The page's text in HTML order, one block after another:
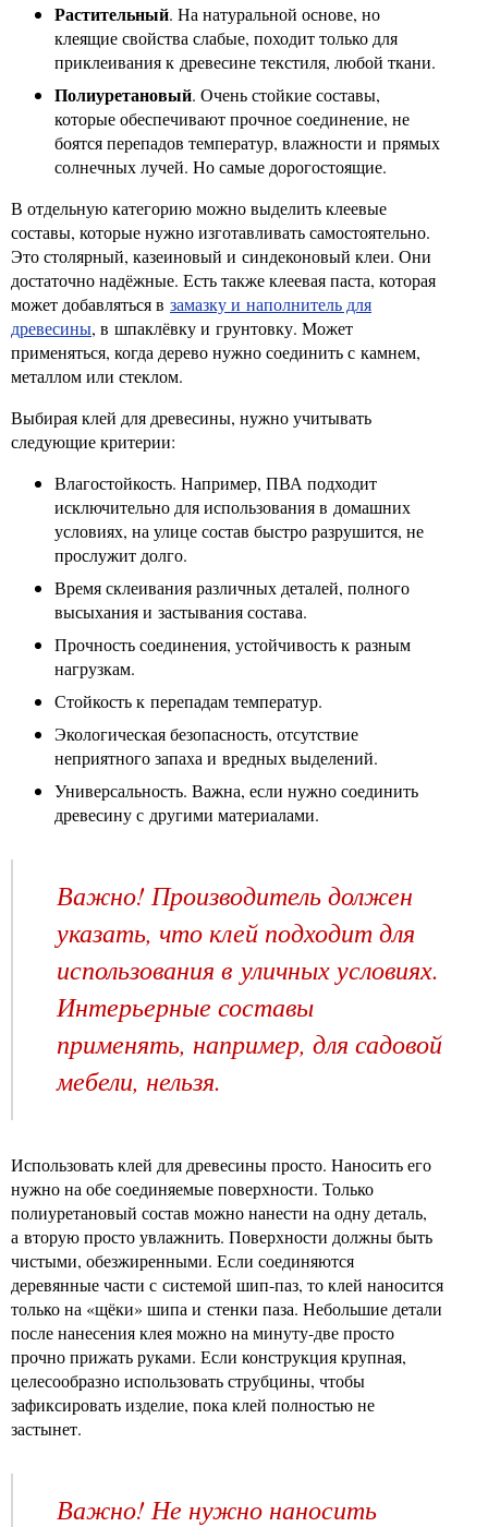
Растительный. На натуральной основе, но
клеящие свойства слабые, походит только для
приклеивания к древесине текстиля, любой ткани.
Полиуретановый. Очень стойкие составы,
которые обеспечивают прочное соединение, не
боятся перепадов температур, влажности и прямых
солнечных лучей. Но самые дорогостоящие.
В отдельную категорию можно выделить клеевые
составы, которые нужно изготавливать самостоятельно.
Это столярный, казеиновый и синдеконовый клеи. Они
достаточно надёжные. Есть также клеевая паста, которая
может добавляться в замазку и наполнитель для
древесины, в шпаклёвку и грунтовку. Может
применяться, когда дерево нужно соединить с камнем,
металлом или стеклом.
Выбирая клей для древесины, нужно учитывать
следующие критерии:
Влагостойкость. Например, ПВА подходит
исключительно для использования в домашних
условиях, на улице состав быстро разрушится, не
прослужит долго.
Время склеивания различных деталей, полного
высыхания и застывания состава.
Прочность соединения, устойчивость к разным
нагрузкам.
Стойкость к перепадам температур.
Экологическая безопасность, отсутствие
неприятного запаха и вредных выделений.
Универсальность. Важна, если нужно соединить
древесину с другими материалами.
Важно! Производитель должен
указать, что клей подходит для
использования в уличных условиях.
Интерьерные составы
применять, например, для садовой
мебели, нельзя.
Использовать клей для древесины просто. Наносить его
нужно на обе соединяемые поверхности. Только
полиуретановый состав можно нанести на одну деталь,
а вторую просто увлажнить. Поверхности должны быть
чистыми, обезжиренными. Если соединяются
деревянные части с системой шип-паз, то клей наносится
только на «щёки» шипа и стенки паза. Небольшие детали
после нанесения клея можно на минуту-две просто
прочно прижать руками. Если конструкция крупная,
целесообразно использовать струбцины, чтобы
зафиксировать изделие, пока клей полностью не
застынет.
Важно! Не нужно наносить